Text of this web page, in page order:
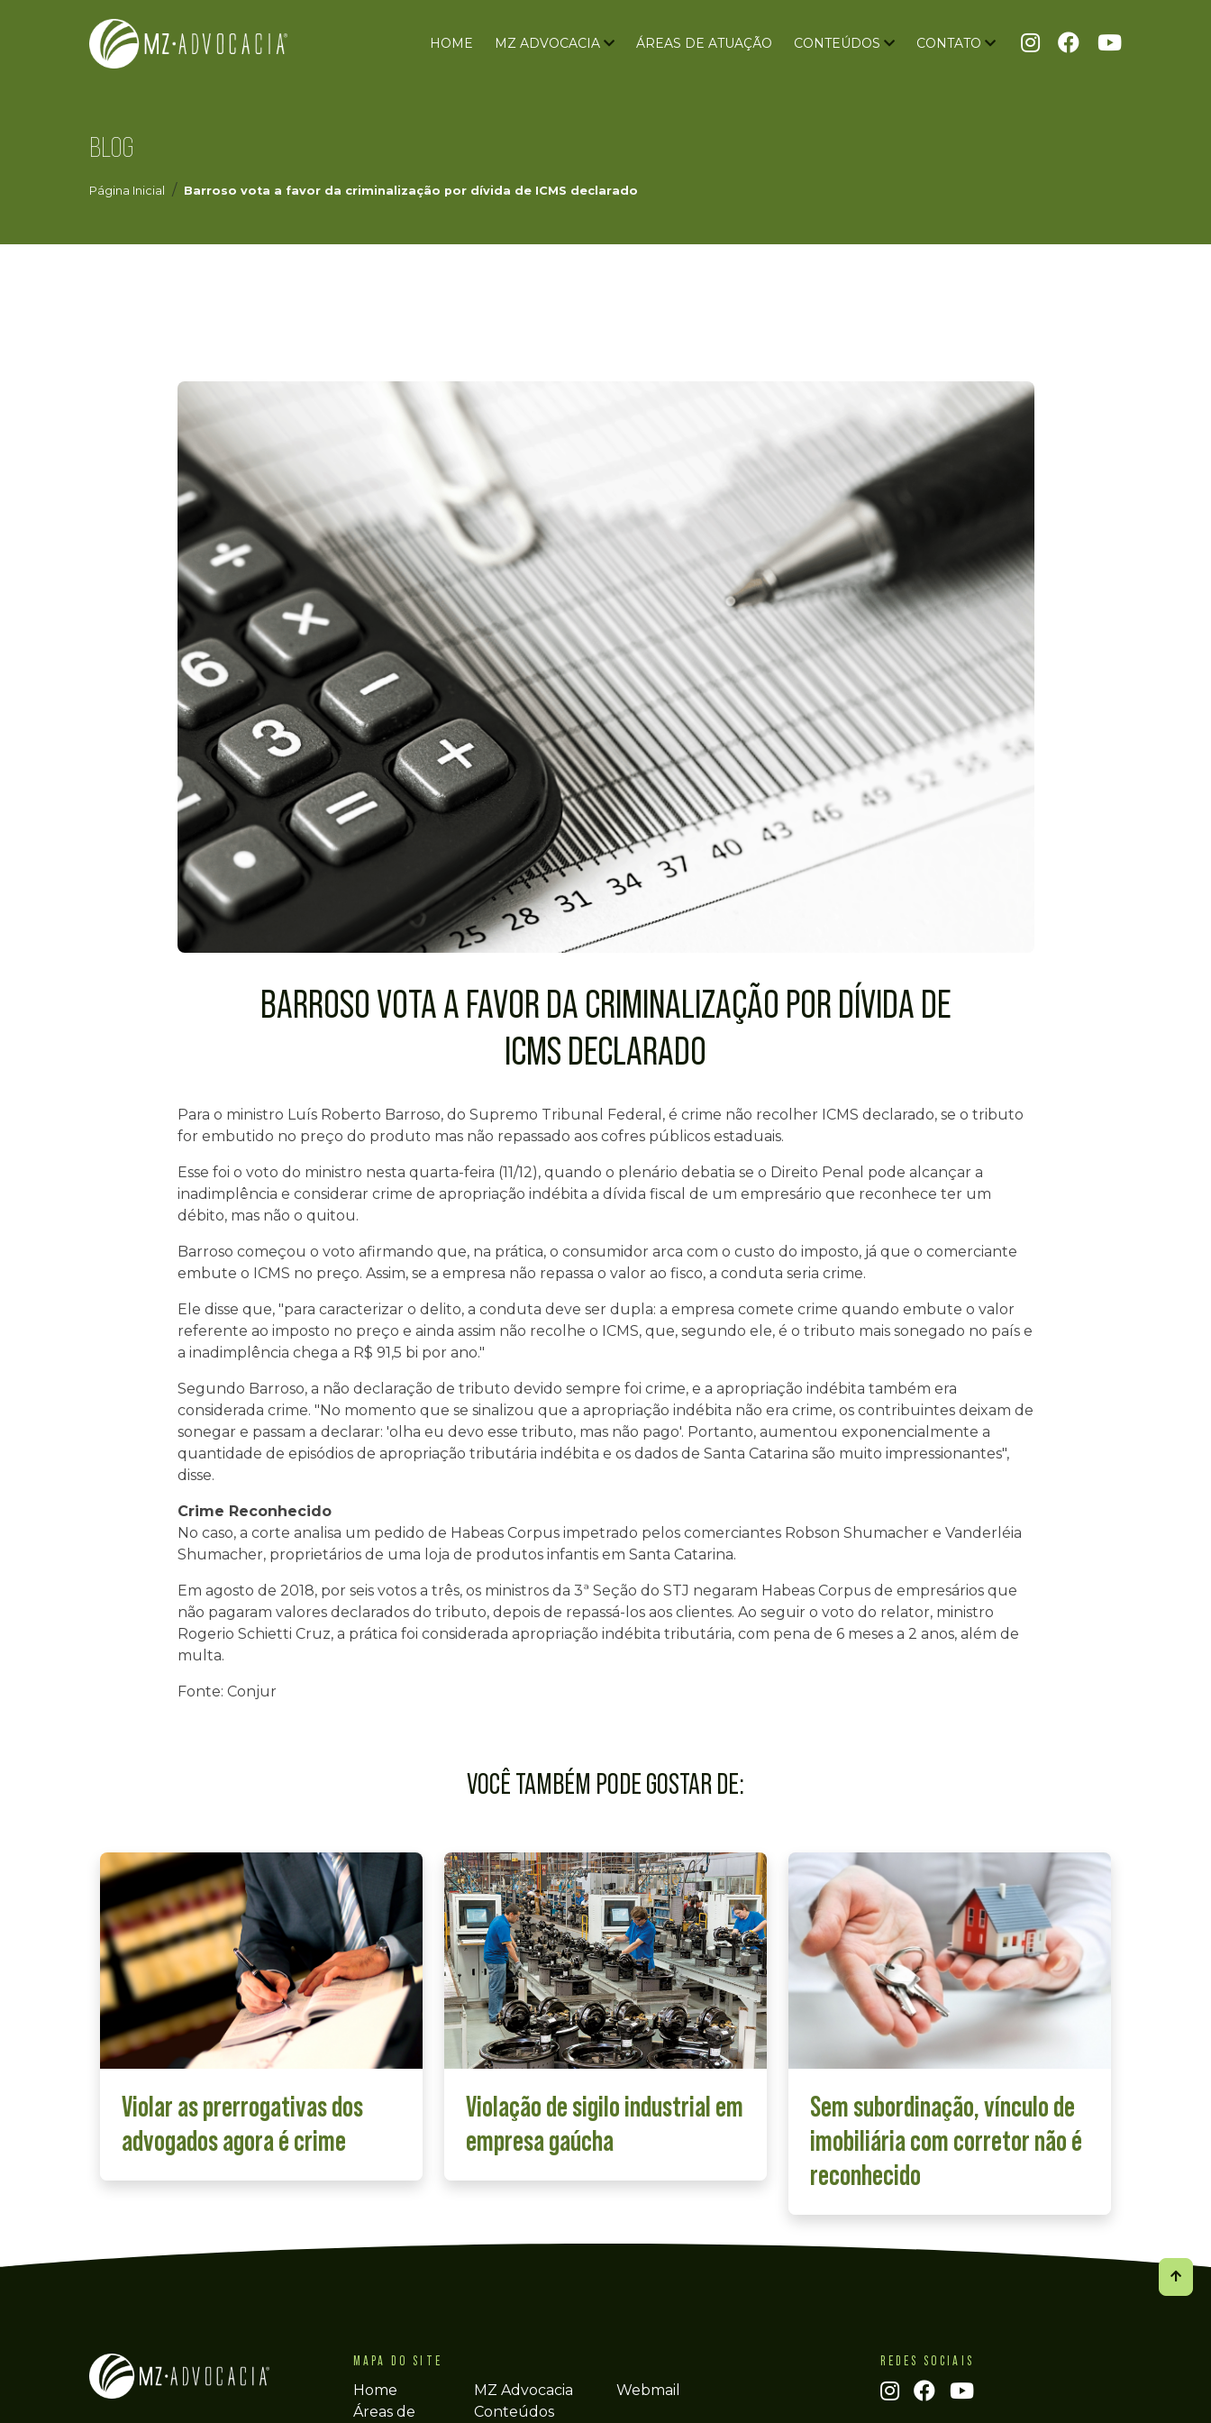
HOME MZ ADVOCACIA ÁREAS DE ATUAÇÃO CONTEÚDOS CONTATO
BLOG
Página Inicial Barroso vota a favor da criminalização por dívida de ICMS declarado
BARROSO VOTA A FAVOR DA CRIMINALIZAÇÃO POR DÍVIDA DE
ICMS DECLARADO
Para o ministro Luís Roberto Barroso, do Supremo Tribunal Federal, é crime não recolher ICMS declarado, se o tributo
for embutido no preço do produto mas não repassado aos cofres públicos estaduais.
Esse foi o voto do ministro nesta quarta-feira (11/12), quando o plenário debatia se o Direito Penal pode alcançar a
inadimplência e considerar crime de apropriação indébita a dívida fiscal de um empresário que reconhece ter um
débito, mas não o quitou.
Barroso começou o voto afirmando que, na prática, o consumidor arca com o custo do imposto, já que o comerciante
embute o ICMS no preço. Assim, se a empresa não repassa o valor ao fisco, a conduta seria crime.
Ele disse que, "para caracterizar o delito, a conduta deve ser dupla: a empresa comete crime quando embute o valor
referente ao imposto no preço e ainda assim não recolhe o ICMS, que, segundo ele, é o tributo mais sonegado no país e
a inadimplência chega a R$ 91,5 bi por ano."
Segundo Barroso, a não declaração de tributo devido sempre foi crime, e a apropriação indébita também era
considerada crime. "No momento que se sinalizou que a apropriação indébita não era crime, os contribuintes deixam de
sonegar e passam a declarar: 'olha eu devo esse tributo, mas não pago'. Portanto, aumentou exponencialmente a
quantidade de episódios de apropriação tributária indébita e os dados de Santa Catarina são muito impressionantes",
disse.
Crime Reconhecido
No caso, a corte analisa um pedido de Habeas Corpus impetrado pelos comerciantes Robson Shumacher e Vanderléia
Shumacher, proprietários de uma loja de produtos infantis em Santa Catarina.
Em agosto de 2018, por seis votos a três, os ministros da 3ª Seção do STJ negaram Habeas Corpus de empresários que
não pagaram valores declarados do tributo, depois de repassá-los aos clientes. Ao seguir o voto do relator, ministro
Rogerio Schietti Cruz, a prática foi considerada apropriação indébita tributária, com pena de 6 meses a 2 anos, além de
multa.
Fonte: Conjur
VOCÊ TAMBÉM PODE GOSTAR DE:
Violar as prerrogativas dos
advogados agora é crime
Violação de sigilo industrial em
empresa gaúcha
Sem subordinação, vínculo de
imobiliária com corretor não é
reconhecido
MAPA DO SITE
Home
MZ Advocacia
Áreas de
Conteúdos
Webmail
REDES SOCIAIS